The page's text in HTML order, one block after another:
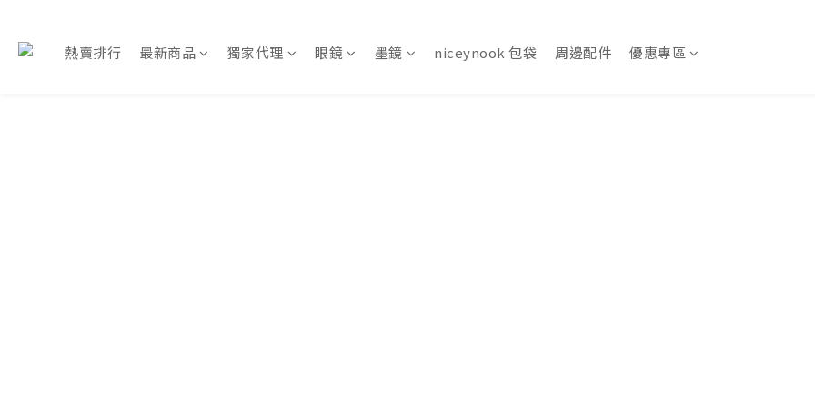
熱賣排行 最新商品 獨家代理 眼鏡 墨鏡 niceynook 包袋 周邊配件 優惠專區